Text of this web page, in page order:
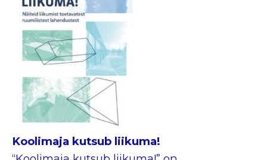
Koolimaja kutsub liikuma!